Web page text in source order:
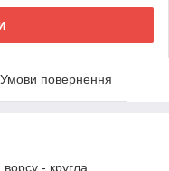
Умови повернення
- кругла.